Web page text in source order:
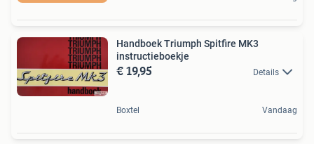
Handboek Triumph Spitfire MK3
instructieboekje
€ 19,95 Details
Boxtel Vandaag